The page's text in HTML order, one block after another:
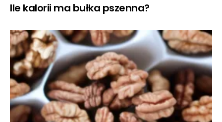
Ile kalorii ma bułka pszenna?